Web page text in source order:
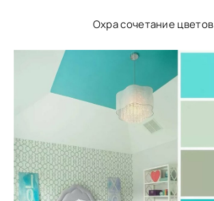
Охра сочетание цветов